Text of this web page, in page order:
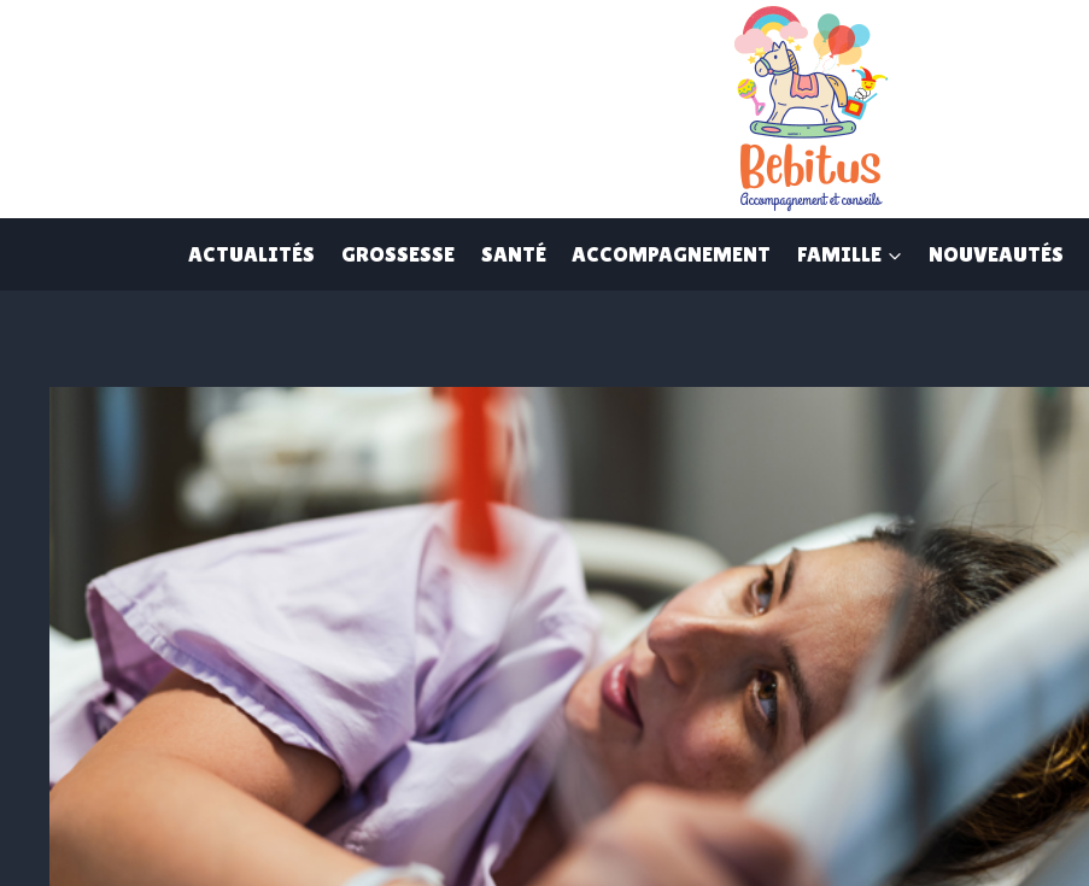
ACTUALITÉS GROSSESSE SANTÉ ACCOMPAGNEMENT FAMILLE NOUVEAUTÉS